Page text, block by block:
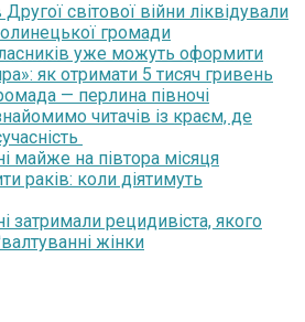
світової війни ліквідували
громади
уже можуть оформити
як отримати 5 тисяч гривень
— перлина півночі
читачів із краєм, де
майже на півтора місяця
раків: коли діятимуть
затримали рецидивіста, якого
жінки